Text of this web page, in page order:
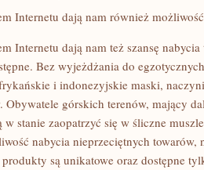
Internetu dają nam również
Internetu dają nam też szansę
Bez wyjeżdżania do
i indonezyjskie maski,
Obywatele górskich terenów, mający
stanie zaopatrzyć się w śliczne
nabycia nieprzeciętnych towarów,
są unikatowe oraz dostępne